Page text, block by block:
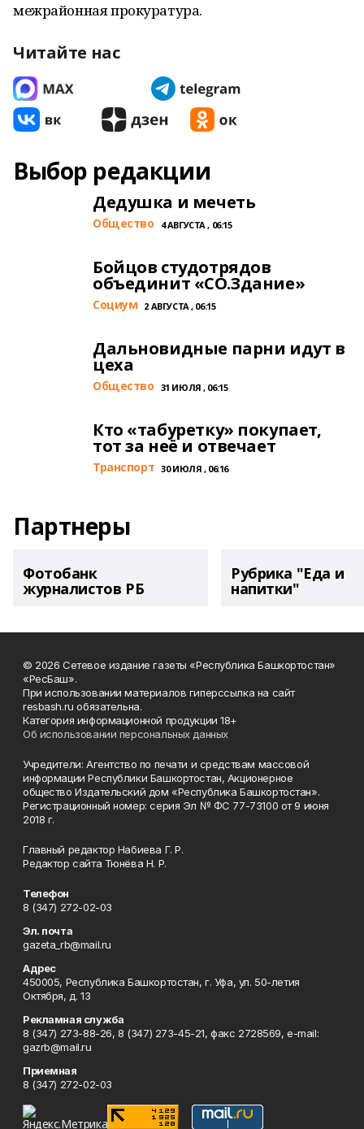
межрайонная прокуратура.
Читайте нас
Выбор редакции
Дедушка и мечеть
Общество 4 АВГУСТА , 06:15
Бойцов студотрядов
объединит «СО.Здание»
Cоциум 2 АВГУСТА , 06:15
Дальновидные парни идут в
цеха
Общество 31 ИЮЛЯ , 06:15
Кто «табуретку» покупает,
тот за неё и отвечает
Транспорт 30 ИЮЛЯ , 06:16
Партнеры
Фотобанк
журналистов РБ
Рубрика "Еда и
напитки"
© 2026 Сетевое издание газеты «Республика Башкортостан»
«РесБаш».
При использовании материалов гиперссылка на сайт
resbash.ru обязательна.
Категория информационной продукции 18+
Об использовании персональных данных
Учредители: Агентство по печати и средствам массовой
информации Республики Башкортостан, Акционерное
общество Издательский дом «Республика Башкортостан».
Регистрационный номер: серия Эл № ФС 77-73100 от 9 июня
2018 г.
Главный редактор Набиева Г. Р.
Редактор сайта Тюнёва Н. Р.
Телефон
8 (347) 272-02-03
Эл. почта
gazeta_rb@mail.ru
Адрес
450005, Республика Башкортостан, г. Уфа, ул. 50-летия
Октября, д. 13
Рекламная служба
8 (347) 273-88-26, 8 (347) 273-45-21, факс 2728569, e-mail:
gazrb@mail.ru
Приемная
8 (347) 272-02-03